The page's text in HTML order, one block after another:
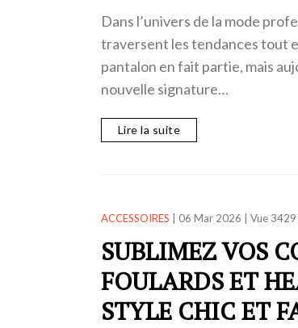
Dans l’univers de la mode
traversent les tendances tout
pantalon en fait partie, mais
nouvelle signature…
Lire la suite
ACCESSOIRES 06 Mar 2026 Vue
SUBLIMEZ VOS
FOULARDS ET
STYLE CHIC ET